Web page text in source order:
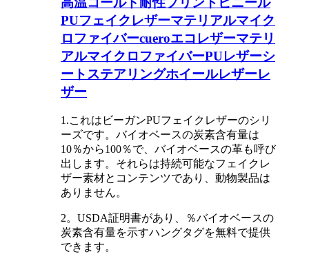
PUフェイクレザーマテリアルマイク
ロファイバーcueroエコレザーマテリ
アルマイクロファイバーPUレザーシ
ートステアリングホイールレザーレ
ザー
1.これはビーガンPUフェイクレザーのシリ
ーズです。バイオベースの炭素含有量は
10％から100％で、バイオベースの革も呼び
出します。それらは持続可能なフェイクレ
ザー素材とコンテンツであり、動物製品は
ありません。
2。USDA証明書があり、％バイオベースの
炭素含有量を示すハングタグを無料で提供
できます。